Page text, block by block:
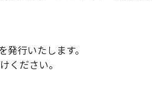
行いたします。
ください。